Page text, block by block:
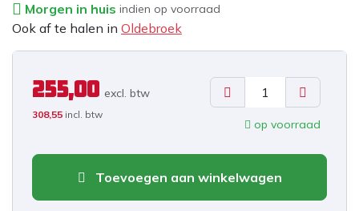
Morgen in huis indien op voorraad
Ook af te halen in Oldebroek
255,00 excl. btw
308,55 incl. btw
op voorraad
Toevoegen aan winkelwagen